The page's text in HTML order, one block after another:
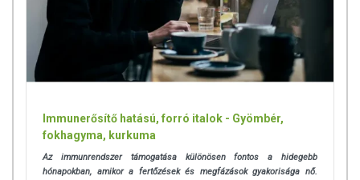
Immunerősítő hatású, forró italok - Gyömbér,
fokhagyma, kurkuma
Az immunrendszer támogatása különösen fontos a hidegebb
hónapokban, amikor a fertőzések és megfázások gyakorisága nő.